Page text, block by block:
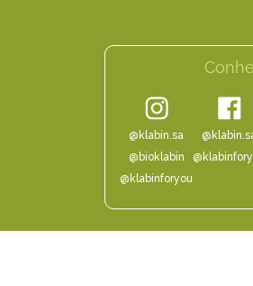
@klabin.sa
@bioklabin
@klabinforyou